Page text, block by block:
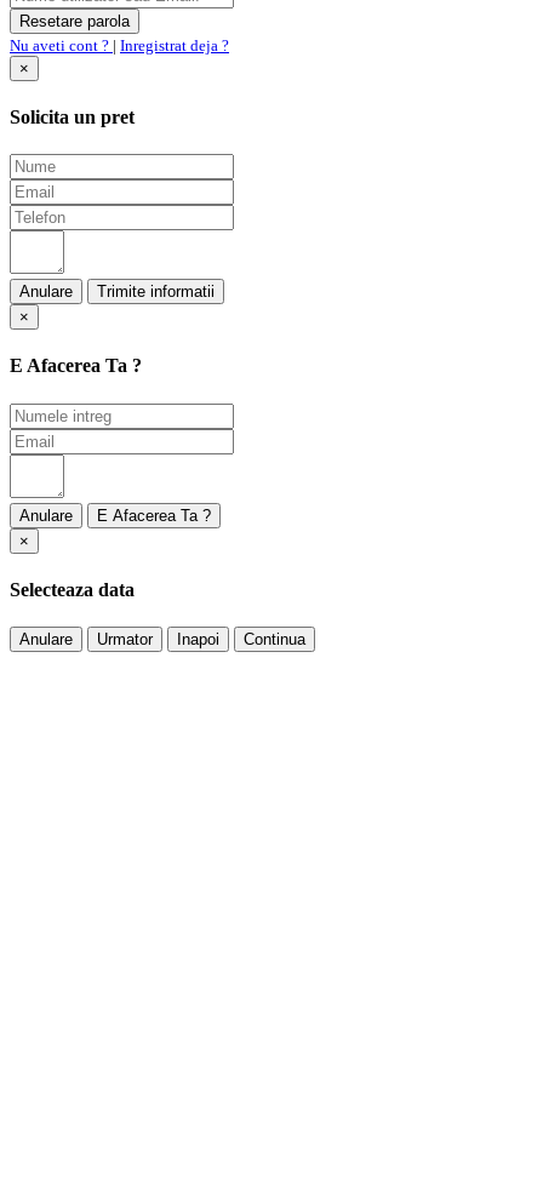
Nu aveti cont ? | Inregistrat deja ?
×
Solicita un pret
Anulare
×
E Afacerea Ta ?
Anulare
×
Selecteaza data
Anulare